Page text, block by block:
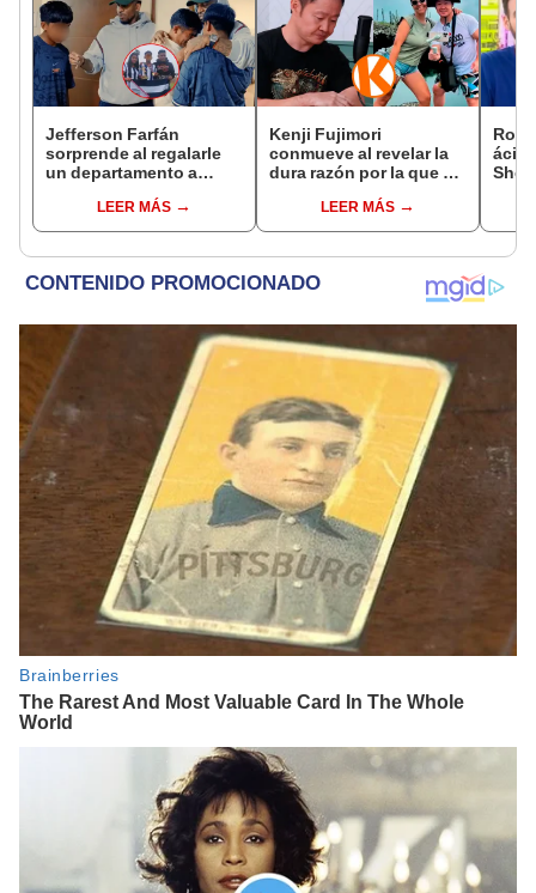
Jefferson Farfán
sorprende al regalarle
un departamento a
fútbol: "Lo hago de
corazón"
LEER MÁS
Kenji Fujimori
conmueve al revelar la
dura razón por la que no
esposa Erika Muñóz: "El
proceso judicial"
LEER MÁS
has